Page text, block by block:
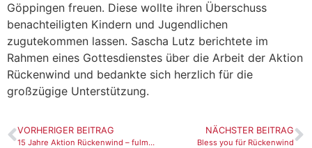
Göppingen freuen. Diese wollte ihren Überschuss
benachteiligten Kindern und Jugendlichen
zugutekommen lassen. Sascha Lutz berichtete im
Rahmen eines Gottesdienstes über die Arbeit der Aktion
Rückenwind und bedankte sich herzlich für die
großzügige Unterstützung.
VORHERIGER BEITRAG
15 Jahre Aktion Rückenwind – fulminante Jubiläumsfeier mit Pfaffenpfeffer
NÄCHSTER BEITRAG
Bless you für Rückenwind